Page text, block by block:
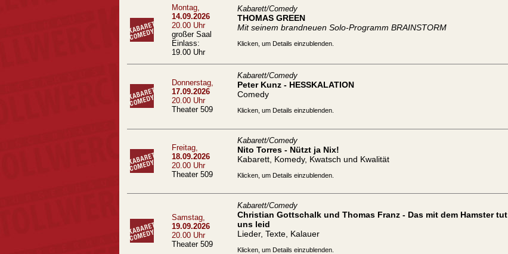
Montag,
14.09.2026
20.00 Uhr
großer Saal
Einlass:
19.00 Uhr
Kabarett/Comedy
THOMAS GREEN
Mit seinem brandneuen Solo-Programm BRAINSTORM
Klicken, um Details einzublenden.
Donnerstag,
17.09.2026
20.00 Uhr
Theater 509
Kabarett/Comedy
Peter Kunz - HESSKALATION
Comedy
Klicken, um Details einzublenden.
Freitag,
18.09.2026
20.00 Uhr
Theater 509
Kabarett/Comedy
Nito Torres - Nützt ja Nix!
Kabarett, Komedy, Kwatsch und Kwalität
Klicken, um Details einzublenden.
Samstag,
19.09.2026
20.00 Uhr
Theater 509
Kabarett/Comedy
Christian Gottschalk und Thomas Franz - Das mit dem Hamster tut
uns leid
Lieder, Texte, Kalauer
Klicken, um Details einzublenden.